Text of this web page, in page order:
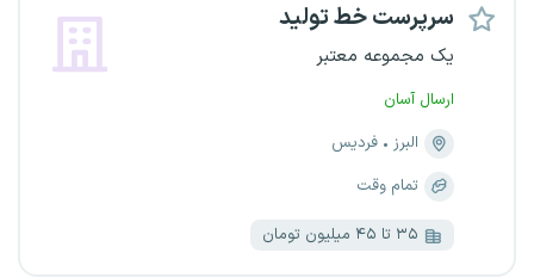
سرپرست خط تولید
یک مجموعه معتبر
ارسال آسان
البرز
فردیس
تمام وقت
۳۵ تا ۴۵ میلیون تومان